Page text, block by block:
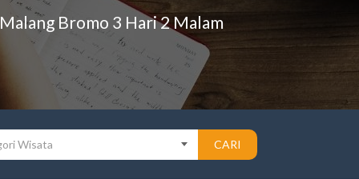
Bromo 3 Hari 2 Malam
Wisata CARI